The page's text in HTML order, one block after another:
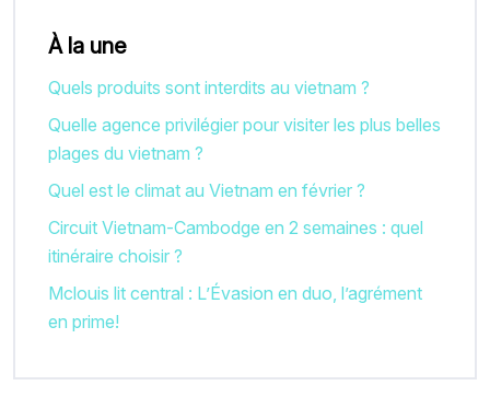
À la une
Quels produits sont interdits au vietnam ?
Quelle agence privilégier pour visiter les plus belles
plages du vietnam ?
Quel est le climat au Vietnam en février ?
Circuit Vietnam-Cambodge en 2 semaines : quel
itinéraire choisir ?
Mclouis lit central : L’Évasion en duo, l’agrément
en prime!